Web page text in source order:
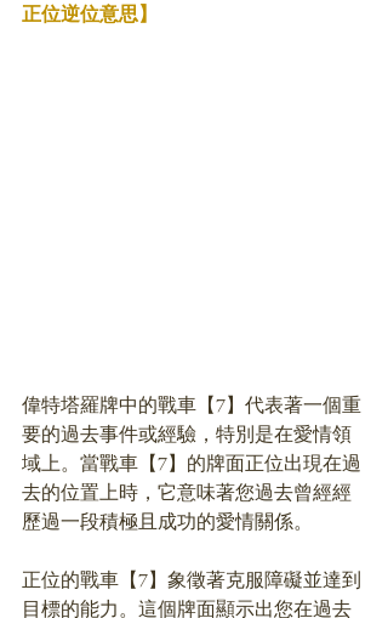
正位逆位意思】
偉特塔羅牌中的戰車【7】代表著一個重
要的過去事件或經驗，特別是在愛情領
域上。當戰車【7】的牌面正位出現在過
去的位置上時，它意味著您過去曾經經
歷過一段積極且成功的愛情關係。
正位的戰車【7】象徵著克服障礙並達到
目標的能力。這個牌面顯示出您在過去